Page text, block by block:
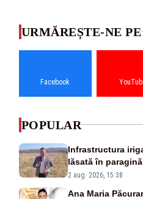
URMĂREȘTE-NE PE
Facebook
POPULAR
Infrastructura
lăsată în paragină
2 aug. 2026, 15:38
Ana Maria